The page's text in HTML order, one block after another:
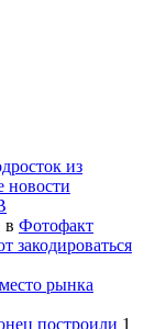
из
новости
в Фотофакт
закодироваться
рынка
построили 1